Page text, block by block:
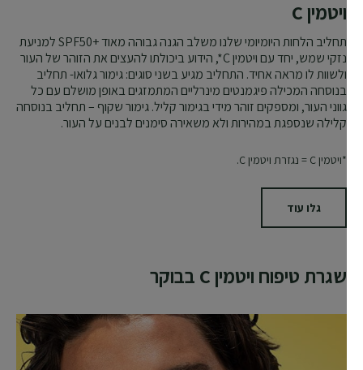
ויטמין C
תחליב הלחות היומיומי שלנו משלב הגנה גבוהה מאוד SPF50+‎ למניעת
נזקי שמש, יחד עם ויטמין C*, הידוע ביכולתו להעצים את הזוהר של העור
ולשוות לו מראה אחיד. התחליב מגיע בשני סוגים: גימור גלואו- תחליב
בנוסחה המכילה פיגמנטים מינרליים המתמזגים באופן מושלם עם כל
גווני העור, ומספקים זוהר מידי בגימור קליל. גימור שקוף – תחליב בנוסחה
קלילה שנספגת במהירות ולא משאירה סימנים לבנים על העור.
*ויטמין C = נגזרת ויטמין C.
גלו עוד
שגרת טיפוח ויטמין C בבוקר